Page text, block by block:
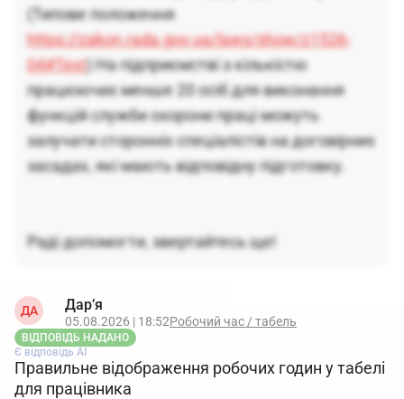
(Типове положення
https://zakon.rada.gov.ua/laws/show/z1526-
04#Text) На підприємстві з кількістю
працюючих менше 20 осіб для виконання
функцій служби охорони праці можуть
залучати сторонніх спеціалістів на договірних
засадах, які мають відповідну підготовку.
Раді допомогти, звертайтесь ще!
ДА Дар’я
05.08.2026 | 18:52Робочий час / табель
ВІДПОВІДЬ НАДАНО
Є відповідь АІ
Правильне відображення робочих годин у табелі
для працівника